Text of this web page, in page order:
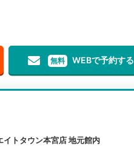
無料 WEBで予約する
トタウン本宮店 地元館内